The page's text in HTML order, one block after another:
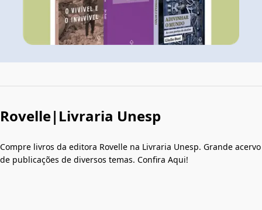
Rovelle|Livraria Unesp
Compre livros da editora Rovelle na Livraria Unesp. Grande acervo
de publicações de diversos temas. Confira Aqui!